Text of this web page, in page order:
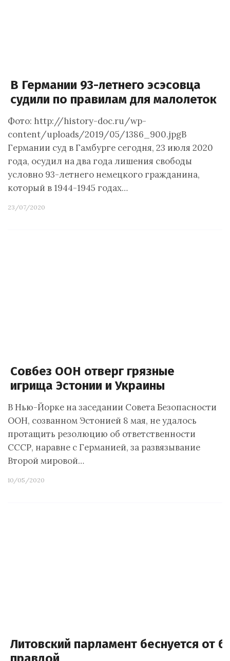
В Германии 93-летнего эсэсовца
судили по правилам для малолеток
Фото: http://history-doc.ru/wp-
content/uploads/2019/05/1386_900.jpgВ
Германии суд в Гамбурге сегодня, 23 июля 2020
года, осудил на два года лишения свободы
условно 93-летнего немецкого гражданина,
который в 1944-1945 годах…
23/07/2020
Совбез ООН отверг грязные
игрища Эстонии и Украины
В Нью-Йорке на заседании Совета Безопасности
ООН, созванном Эстонией 8 мая, не удалось
протащить резолюцию об ответственности
СССР, наравне с Германией, за развязывание
Второй мировой…
10/05/2020
Литовский парламент беснуется от